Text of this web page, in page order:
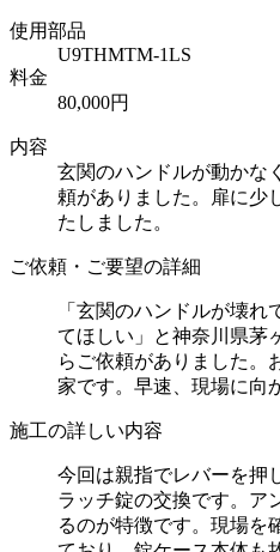
使用部品
U9THMTM-1LS
料金
80,000円
内容
玄関のハンドルが動かな
頼がありました。扉に少
たしました。
ご依頼・ご要望の詳細
「玄関のハンドルが壊
てほしい」と神奈川県茅
らご依頼がありました。
家です。早速、現場に向
施工の詳しい内容
今回は親指でレバーを押
ラッチ錠の交換です。ア
るのが特徴です。現場を